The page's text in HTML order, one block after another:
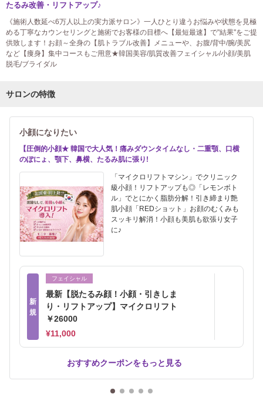
たるみ改善・リフトアップ♪
《施術人数延べ6万人以上の実力派サロン》一人ひとり違うお悩みや状態を見極
める丁寧なカウンセリングと施術でお客様の目標へ【最短最速】で"結果"をご提
供致します！お顔～全身の【肌トラブル改善】メニューや、お腹/背中/腕/美尻
など【痩身】集中コースもご用意★韓国美容/肌質改善フェイシャル/小顔/美肌
脱毛/ブライダル
サロンの特徴
小顔になりたい
【圧倒的小顔★ 韓国で大人気！痛みダウンタイムなし・二重顎、口横
のぽにょ、顎下、鼻横、たるみ肌に張り!
「マイクロリフトマシン」でクリニック
級小顔！リフトアップも◎「レモンボト
ル」でとにかく脂肪分解！引き締まり艶
肌小顔「REDショット」お顔のむくみも
スッキリ解消！小顔も美肌も欲張り女子
に♪
新
規
フェイシャル
最新【脱たるみ顔！小顔・引きしま
り・リフトアップ】マイクロリフト
￥26000
¥11,000
おすすめクーポンをもっと見る